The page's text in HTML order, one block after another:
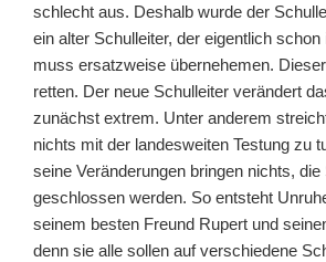
schlecht aus. Deshalb wurde der
ein alter Schulleiter, der eigentlich
muss ersatzweise übernehemen.
retten. Der neue Schulleiter verändert
zunächst extrem. Unter anderem
nichts mit der landesweiten Testung zu
seine Veränderungen bringen nichts,
geschlossen werden. So entsteht
seinem besten Freund Rupert und
denn sie alle sollen auf verschiedene